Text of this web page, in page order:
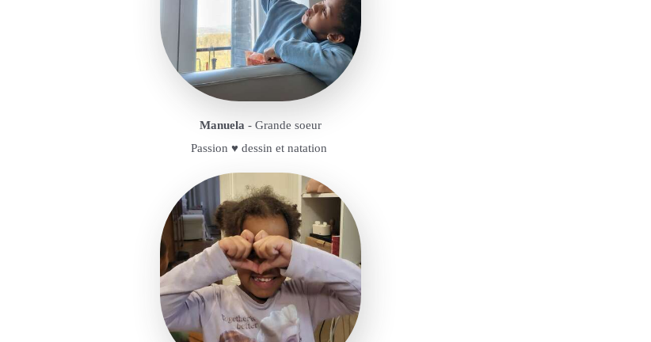
Manuela - Grande soeur
Passion ♥️ dessin et natation